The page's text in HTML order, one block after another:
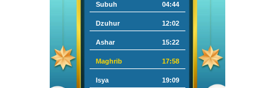
Subuh 04:44
Dzuhur 12:02
Ashar 15:22
Maghrib 17:58
Isya 19:09